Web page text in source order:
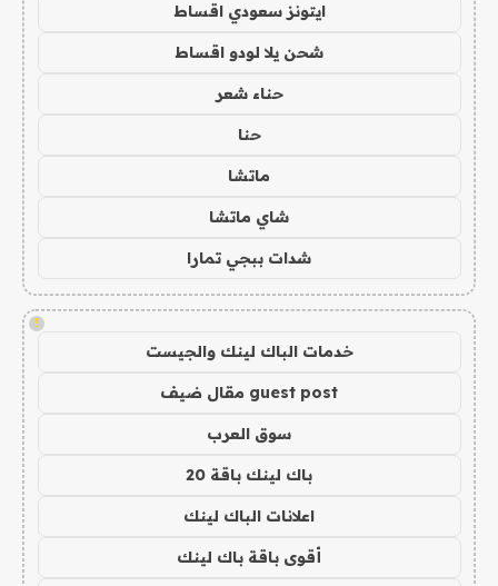
ايتونز سعودي اقساط
شحن يلا لودو اقساط
حناء شعر
حنا
ماتشا
شاي ماتشا
شدات ببجي تمارا
!
خدمات الباك لينك والجيست
guest post مقال ضيف
سوق العرب
باك لينك باقة 20
اعلانات الباك لينك
أقوى باقة باك لينك